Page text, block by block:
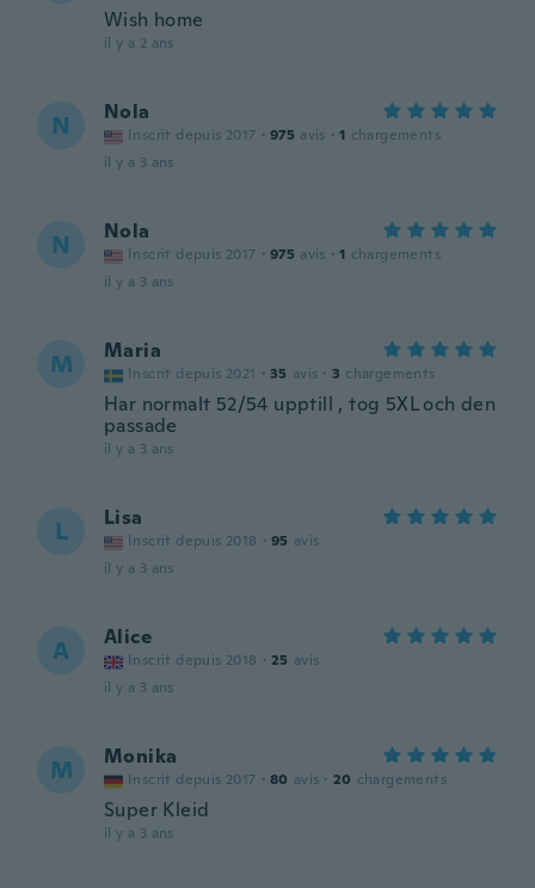
Wish home
il y a 2 ans
N Nola
Inscrit depuis 2017 · 975 avis · 1 chargements
il y a 3 ans
N Nola
Inscrit depuis 2017 · 975 avis · 1 chargements
il y a 3 ans
M Maria
Inscrit depuis 2021 · 35 avis · 3 chargements
Har normalt 52/54 upptill , tog 5XL och den
passade
il y a 3 ans
L Lisa
Inscrit depuis 2018 · 95 avis
il y a 3 ans
A Alice
Inscrit depuis 2018 · 25 avis
il y a 3 ans
M Monika
Inscrit depuis 2017 · 80 avis · 20 chargements
Super Kleid
il y a 3 ans